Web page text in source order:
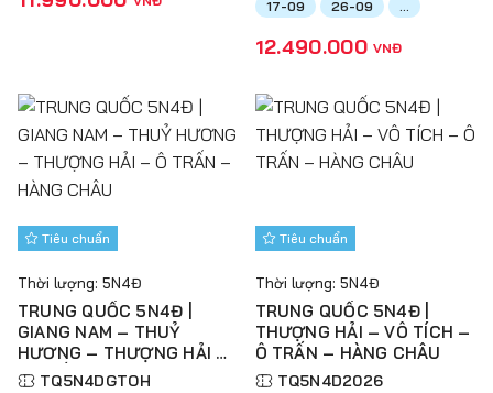
17-09
26-09
12.490.000 VNĐ
Tiêu chuẩn
Thời lượng: 5N4Đ
TRUNG QUỐC 5N4Đ |
GIANG NAM – THUỶ
HƯƠNG – THƯỢNG HẢI –
Ô TRẤN – HÀNG CHÂU
TQ5N4DGTOH
Tiêu chuẩn
Thời lượng: 5N4Đ
TRUNG QUỐC 5N4Đ |
THƯỢNG HẢI – VÔ TÍCH –
Ô TRẤN – HÀNG CHÂU
TQ5N4D2026